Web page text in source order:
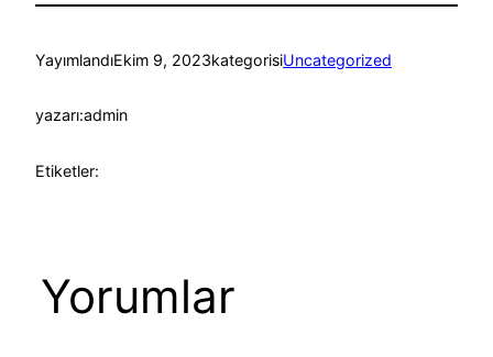
YayımlandıEkim 9, 2023kategorisiUncategorized
yazarı:admin
Etiketler:
Yorumlar